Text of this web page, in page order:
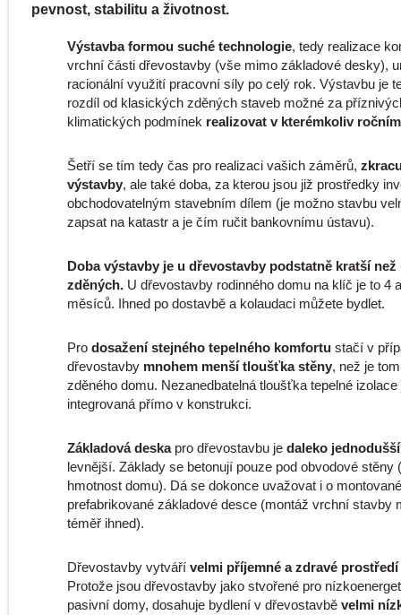
pevnost, stabilitu a životnost.
Výstavba formou suché technologie, tedy realizace
vrchní části dřevostavby (vše mimo základové desky),
racionální využití pracovní síly po celý rok. Výstavbu je
rozdíl od klasických zděných staveb možné za
klimatických podmínek realizovat v kterémkoliv
Šetří se tím tedy čas pro realizaci vašich záměrů,
výstavby, ale také doba, za kterou jsou již prostředky
obchodovatelným stavebním dílem (je možno stavbu
zapsat na katastr a je čím ručit bankovnímu ústavu).
Doba výstavby je u dřevostavby podstatně kratší než
zděných. U dřevostavby rodinného domu na klíč je to 4
měsíců. Ihned po dostavbě a kolaudaci můžete bydlet.
Pro dosažení stejného tepelného komfortu stačí v
dřevostavby mnohem menší tloušťka stěny, než je
zděného domu. Nezanedbatelná tloušťka tepelné izolace
integrovaná přímo v konstrukci.
Základová deskapro dřevostavbu je daleko jednodušší
levnější. Základy se betonují pouze pod obvodové stěny
hmotnost domu). Dá se dokonce uvažovat i o montované
prefabrikované základové desce (montáž vrchní stavby
téměř ihned).
Dřevostavby vytváří velmi příjemné a zdravé prostředí
Protože jsou dřevostavby jako stvořené pro
pasivní domy, dosahuje bydlení v dřevostavbě velmi